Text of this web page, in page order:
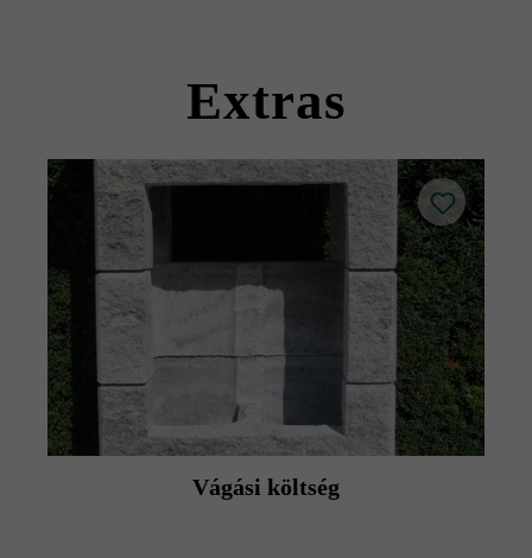
Extras
Vágási költség